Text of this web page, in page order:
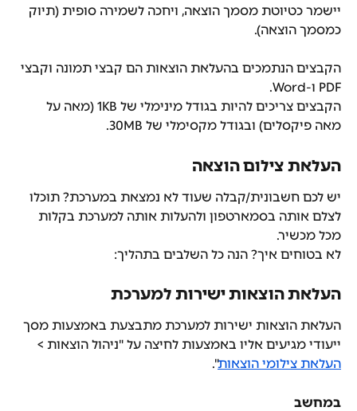
יישמר כטיוטת מסמך הוצאה, ויחכה לשמירה סופית (תיוק
כמסמך הוצאה).
הקבצים הנתמכים בהעלאת הוצאות הם קבצי תמונה וקבצי
PDF ו-Word.
הקבצים צריכים להיות בגודל מינימלי של 1KB (מאה על
מאה פיקסלים) ובגודל מקסימלי של 30MB.
העלאת צילום הוצאה
יש לכם חשבונית/קבלה שעוד לא נמצאת במערכת? תוכלו
לצלם אותה בסמארטפון ולהעלות אותה למערכת בקלות
מכל מכשיר.
לא בטוחים איך? הנה כל השלבים בתהליך:
העלאת הוצאות ישירות למערכת
העלאת הוצאות ישירות למערכת מתבצעת באמצעות מסך
ייעודי מגיעים אליו באמצעות לחיצה על "ניהול הוצאות >
העלאת צילומי הוצאות".
במחשב